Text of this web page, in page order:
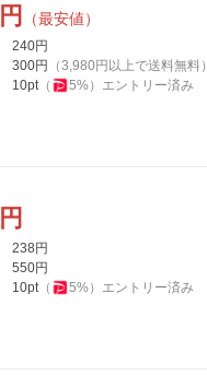
円 （最安値）
240円
300円 （3,980 円以上で送料無料）
10pt（ 5%） エントリー済み
円
238 円
550円
10pt（ 5%） エントリー済み